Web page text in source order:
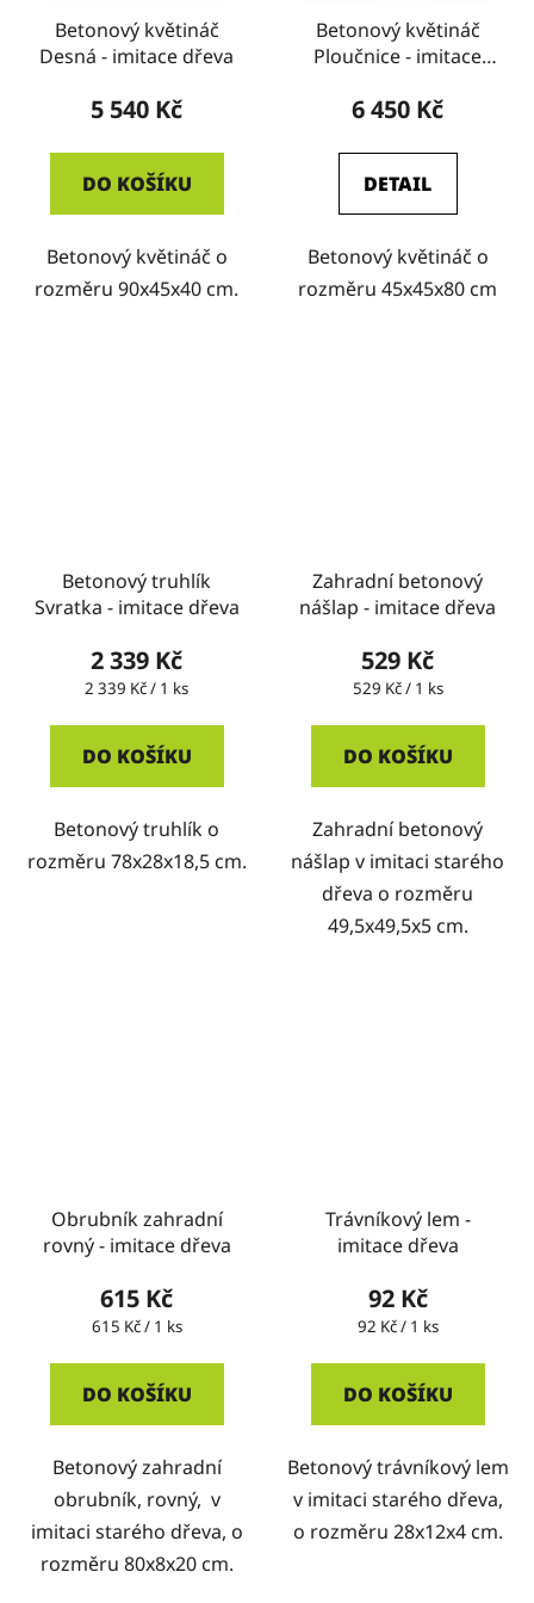
Betonový květináč
Desná - imitace dřeva
5 540 Kč
DO KOŠÍKU
Betonový květináč o
rozměru 90x45x40 cm.
Betonový květináč
Ploučnice - imitace
6 450 Kč
DETAIL
Betonový květináč o
rozměru 45x45x80 cm
Betonový truhlík
Svratka - imitace dřeva
2 339 Kč
Měrná
2 339 Kč / 1 ks
DO KOŠÍKU
Betonový truhlík o
rozměru 78x28x18,5 cm.
Zahradní betonový
nášlap - imitace dřeva
529 Kč
Měrná
529 Kč / 1 ks
DO KOŠÍKU
Zahradní betonový
nášlap v imitaci starého
dřeva o rozměru
49,5x49,5x5 cm.
Obrubník zahradní
rovný - imitace dřeva
615 Kč
Měrná
615 Kč / 1 ks
DO KOŠÍKU
Betonový zahradní
obrubník, rovný, v
imitaci starého dřeva, o
rozměru 80x8x20 cm.
Trávníkový lem -
imitace dřeva
92 Kč
Měrná
92 Kč / 1 ks
DO KOŠÍKU
Betonový trávníkový lem
v imitaci starého dřeva,
o rozměru 28x12x4 cm.